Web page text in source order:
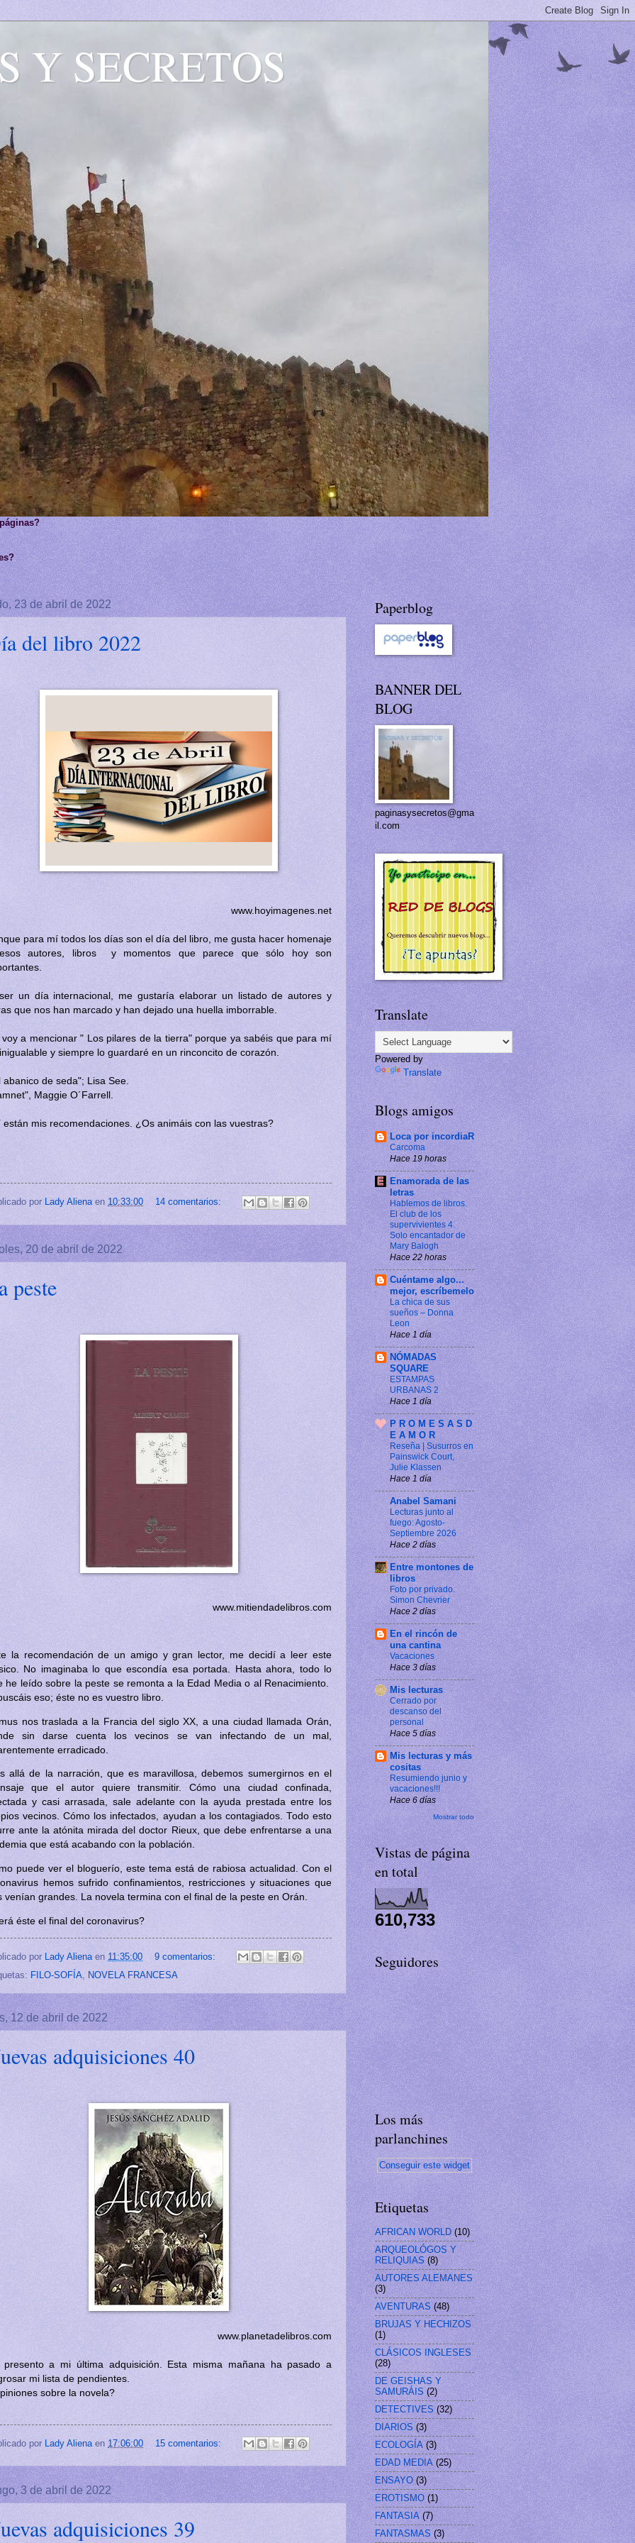
Y SECRETOS
23 de abril de 2022
del libro 2022
www.hoyimagenes.net
para mí todos los días son el día del libro, me gusta hacer homenaje
autores, libros y momentos que parece que sólo hoy son
un día internacional, me gustaría elaborar un listado de autores y
que nos han marcado y han dejado una huella imborrable.
voy a mencionar " Los pilares de la tierra" porque ya sabéis que para mí
y siempre lo guardaré en un rinconcito de corazón.
abanico de seda"; Lisa See.
Maggie O´Farrell.
están mis recomendaciones. ¿Os animáis con las vuestras?
por Lady Aliena en 10:33:00 14 comentarios:
20 de abril de 2022
peste
www.mitiendadelibros.com
la recomendación de un amigo y gran lector, me decidí a leer este
No imaginaba lo que escondía esa portada. Hasta ahora, todo lo
he leído sobre la peste se remonta a la Edad Media o al Renacimiento.
eso; éste no es vuestro libro.
nos traslada a la Francia del siglo XX, a una ciudad llamada Orán,
sin darse cuenta los vecinos se van infectando de un mal,
erradicado.
allá de la narración, que es maravillosa, debemos sumergirnos en el
que el autor quiere transmitir. Cómo una ciudad confinada,
y casi arrasada, sale adelante con la ayuda prestada entre los
vecinos. Cómo los infectados, ayudan a los contagiados. Todo esto
ante la atónita mirada del doctor Rieux, que debe enfrentarse a una
que está acabando con la población.
puede ver el bloguerío, este tema está de rabiosa actualidad. Con el
hemos sufrido confinamientos, restricciones y situaciones que
venían grandes. La novela termina con el final de la peste en Orán.
éste el final del coronavirus?
por Lady Aliena en 11:35:00
9 comentarios:
FILO-SOFÍA, NOVELA FRANCESA
12 de abril de 2022
adquisiciones 40
www.planetadelibros.com
presento a mi última adquisición. Esta misma mañana ha pasado a
mi lista de pendientes.
sobre la novela?
por Lady Aliena en 17:06:00 15 comentarios:
3 de abril de 2022
adquisiciones 39
Paperblog
BANNER DEL
BLOG
paginasysecretos@gma
il.com
Translate
Powered by
Translate
Blogs amigos
Loca por incordiaR
Carcoma
Hace 19 horas
Enamorada de las
letras
Hablemos de libros.
El club de los
supervivientes 4.
Solo encantador de
Mary Balogh
Hace 22 horas
Cuéntame algo...
mejor, escríbemelo
La chica de sus
sueños – Donna
Leon
Hace 1 día
NÓMADAS
SQUARE
ESTAMPAS
URBANAS 2
Hace 1 día
P R O M E S A S D
E A M O R
Reseña | Susurros en
Painswick Court,
Julie Klassen
Hace 1 día
Anabel Samani
Lecturas junto al
fuego: Agosto-
Septiembre 2026
Hace 2 días
Entre montones de
libros
Foto por privado.
Simon Chevrier
Hace 2 días
En el rincón de
una cantina
Vacaciones
Hace 3 días
Mis lecturas
Cerrado por
descanso del
personal
Hace 5 días
Mis lecturas y más
cositas
Resumiendo junio y
vacaciones!!!
Hace 6 días
Mostrar todo
Vistas de página
en total
610,733
Seguidores
Los más
parlanchines
Conseguir este widget
Etiquetas
AFRICAN WORLD (10)
ARQUEOLÓGOS Y
RELIQUIAS (8)
AUTORES ALEMANES
(3)
AVENTURAS (48)
BRUJAS Y HECHIZOS
(1)
CLÁSICOS INGLESES
(28)
DE GEISHAS Y
SAMURÁIS (2)
DETECTIVES (32)
DIARIOS (3)
ECOLOGÍA (3)
EDAD MEDIA (25)
ENSAYO (3)
EROTISMO (1)
FANTASIA (7)
FANTASMAS (3)